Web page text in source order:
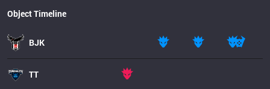
Object Timeline
BJK
TT